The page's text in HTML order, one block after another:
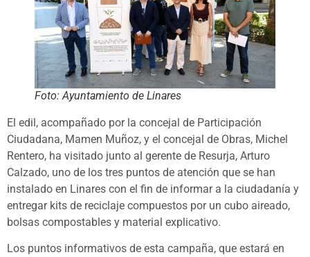
Foto: Ayuntamiento de Linares
El edil, acompañado por la concejal de Participación
Ciudadana, Mamen Muñoz, y el concejal de Obras, Michel
Rentero, ha visitado junto al gerente de Resurja, Arturo
Calzado, uno de los tres puntos de atención que se han
instalado en Linares con el fin de informar a la ciudadanía y
entregar kits de reciclaje compuestos por un cubo aireado,
bolsas compostables y material explicativo.
Los puntos informativos de esta campaña, que estará en